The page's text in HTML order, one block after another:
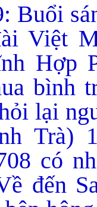
Buổi
Việt
Hợp
bình
lại
Trà)
có
đến